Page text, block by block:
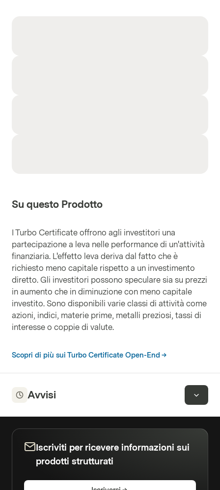
Su questo Prodotto
I Turbo Certificate offrono agli investitori una
partecipazione a leva nelle performance di un'attività
finanziaria. L'effetto leva deriva dal fatto che è
richiesto meno capitale rispetto a un investimento
diretto. Gli investitori possono speculare sia su prezzi
in aumento che in diminuzione con meno capitale
investito. Sono disponibili varie classi di attività come
azioni, indici, materie prime, metalli preziosi, tassi di
interesse o coppie di valute.
Scopri di più sui Turbo Certificate Open-End
Avvisi
Iscriviti per ricevere informazioni sui
prodotti strutturati